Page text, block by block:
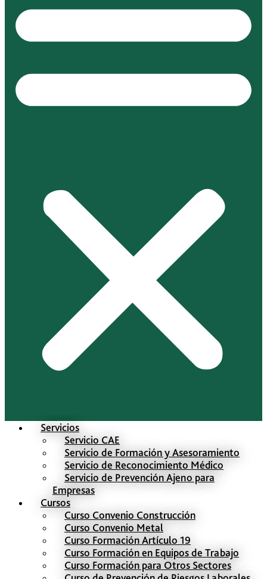
Servicios
Servicio CAE
Servicio de Formación y Asesoramiento
Servicio de Reconocimiento Médico
Servicio de Prevención Ajeno para
Empresas
Cursos
Curso Convenio Construcción
Curso Convenio Metal
Curso Formación Artículo 19
Curso Formación en Equipos de Trabajo
Curso Formación para Otros Sectores